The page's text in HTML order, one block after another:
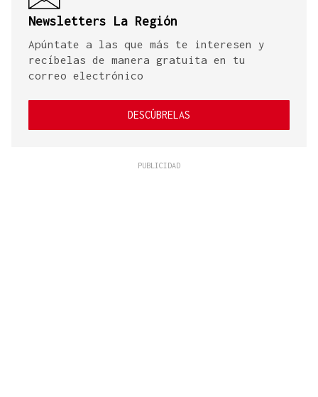
Newsletters La Región
Apúntate a las que más te interesen y
recíbelas de manera gratuita en tu
correo electrónico
DESCÚBRELAS